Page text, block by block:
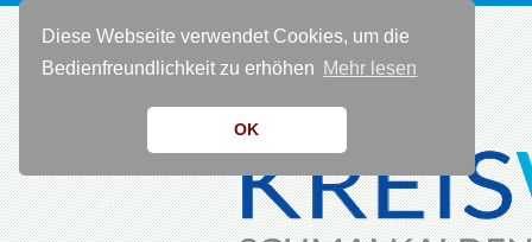
Diese Webseite verwendet Cookies, um die
Bedienfreundlichkeit zu erhöhen Mehr lesen
OK
KONTAKT 0 36 83 - 40 91 0